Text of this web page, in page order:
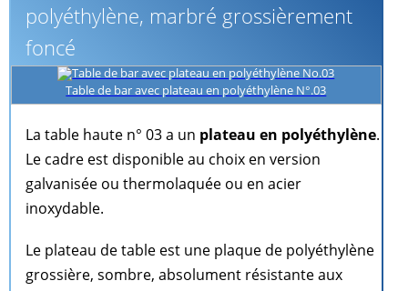
polyéthylène, marbré grossièrement
foncé
Table de bar avec plateau en polyéthylène N°.03
La table haute n° 03 a un plateau en polyéthylène.
Le cadre est disponible au choix en version
galvanisée ou thermolaquée ou en acier
inoxydable.
Le plateau de table est une plaque de polyéthylène
grossière, sombre, absolument résistante aux